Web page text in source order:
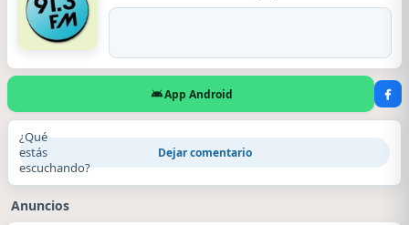
App Android
¿Qué
estás
escuchando?
Dejar comentario
Anuncios